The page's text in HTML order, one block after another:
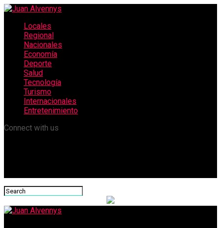
Locales
Regional
Nacionales
Economía
Deporte
Salud
Tecnología
Turismo
Internacionales
Entretenimiento
Connect with us